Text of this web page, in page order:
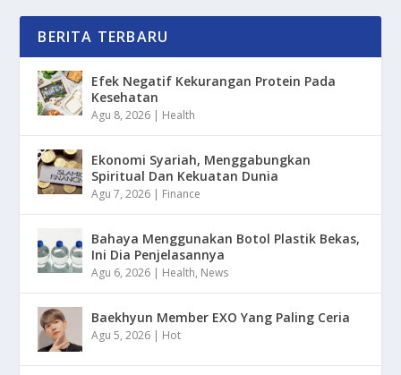
BERITA TERBARU
Efek Negatif Kekurangan Protein Pada
Kesehatan
Agu 8, 2026 | Health
Ekonomi Syariah, Menggabungkan
Spiritual Dan Kekuatan Dunia
Agu 7, 2026 | Finance
Bahaya Menggunakan Botol Plastik Bekas,
Ini Dia Penjelasannya
Agu 6, 2026 | Health, News
Baekhyun Member EXO Yang Paling Ceria
Agu 5, 2026 | Hot